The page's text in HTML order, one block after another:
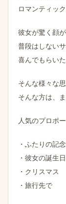
ロマンティッ
彼女が​驚く​顔が​
普段は​しない​
喜んで​もらいた
そんな​様々な​
そんな​方は、​
人気の​プロポ
・​ふたりの​記
・​彼女の​誕生日
・クリスマス
・旅行先で